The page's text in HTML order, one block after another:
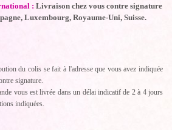
: Livraison chez vous contre signature
Luxembourg, Royaume-Uni, Suisse.
du colis se fait à l'adresse que vous avez indiquée
signature.
vous est livrée dans un délai indicatif de 2 à 4 jours
indiquées.